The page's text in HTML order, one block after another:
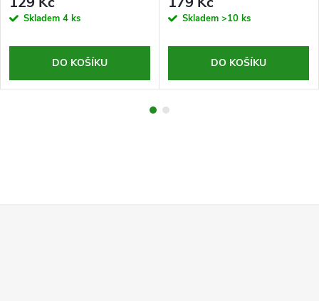
Skladem 4 ks
DO KOŠÍKU
Skladem >10 ks
DO KOŠÍKU